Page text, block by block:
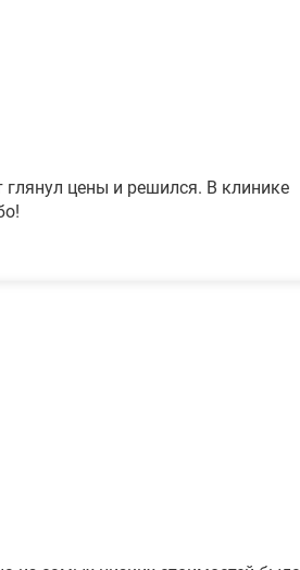
цены и решился. В клинике